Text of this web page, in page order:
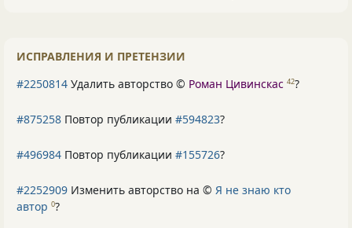
ИСПРАВЛЕНИЯ И ПРЕТЕНЗИИ
#2250814 Удалить авторство © Роман Цивинскас 42?
#875258 Повтор публикации #594823?
#496984 Повтор публикации #155726?
#2252909 Изменить авторство на © Я не знаю кто
автор 0?